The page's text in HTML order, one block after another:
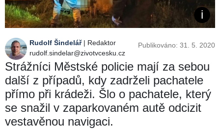
Rudolf Šindelář| Redaktor
rudolf.sindelar@zivotvcesku.cz
Publikováno: 31. 5. 2020
Strážníci Městské policie mají za sebou
další z případů, kdy zadrželi pachatele
přímo při krádeži. Šlo o pachatele, který
se snažil v zaparkovaném autě odcizit
vestavěnou navigaci.